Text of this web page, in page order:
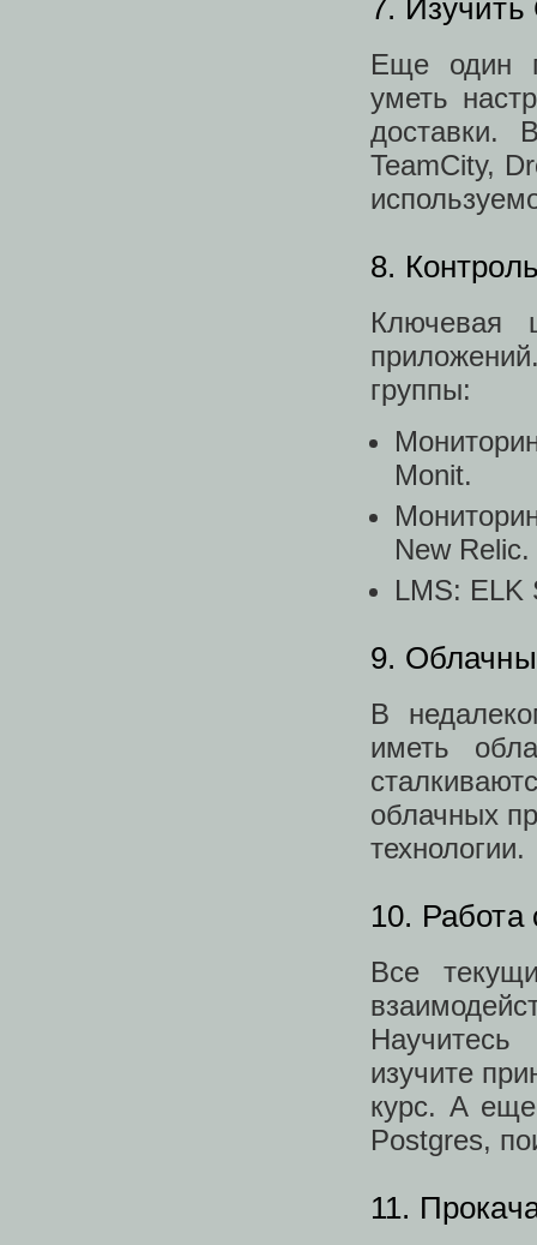
7. Изучить
Еще один
уметь
доставки.
TeamCity,
8.
Ключевая
группы:
Monit.
New Relic.
LMS: ELK
9.
В
иметь
облачных
технологии.
10.
Все
изучите
курс. А еще
Postgres,
11.